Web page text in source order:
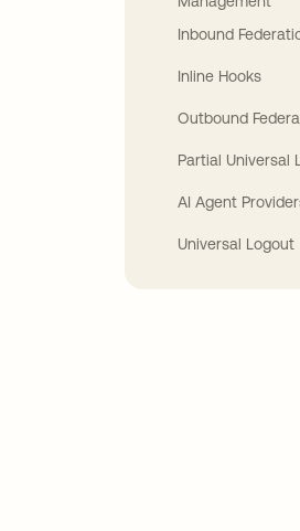
Inbound
Inline Hooks
Outbound
Partial Universal
AI Agent
Universal Logout